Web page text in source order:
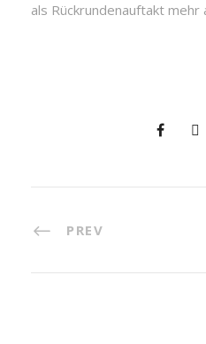
als Rückrundenauftakt
PREV